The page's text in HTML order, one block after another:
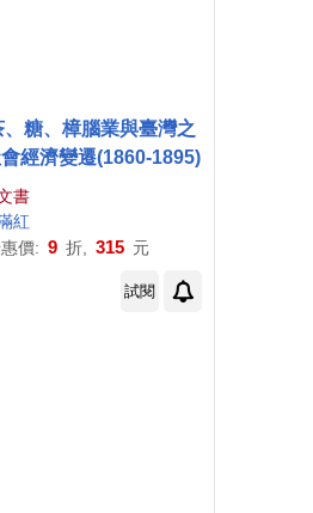
、糖、樟腦業與臺灣之
經濟變遷(1860-1895)
書
紅
價: 9 折, 315 元
試閱